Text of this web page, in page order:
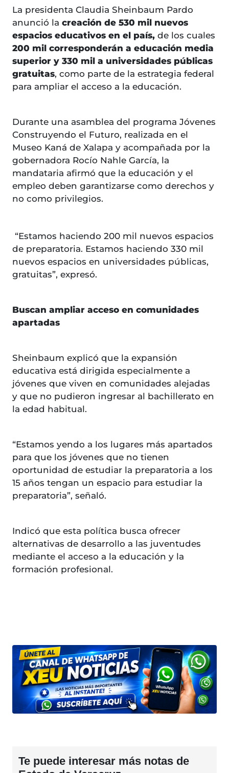
La presidenta Claudia Sheinbaum Pardo
anunció la creación de 530 mil nuevos
espacios educativos en el país, de los cuales
200 mil corresponderán a educación media
superior y 330 mil a universidades públicas
gratuitas, como parte de la estrategia federal
para ampliar el acceso a la educación.
Durante una asamblea del programa Jóvenes
Construyendo el Futuro, realizada en el
Museo Kaná de Xalapa y acompañada por la
gobernadora Rocío Nahle García, la
mandataria afirmó que la educación y el
empleo deben garantizarse como derechos y
no como privilegios.
“Estamos haciendo 200 mil nuevos espacios
de preparatoria. Estamos haciendo 330 mil
nuevos espacios en universidades públicas,
gratuitas”, expresó.
Buscan ampliar acceso en comunidades
apartadas
Sheinbaum explicó que la expansión
educativa está dirigida especialmente a
jóvenes que viven en comunidades alejadas
y que no pudieron ingresar al bachillerato en
la edad habitual.
“Estamos yendo a los lugares más apartados
para que los jóvenes que no tienen
oportunidad de estudiar la preparatoria a los
15 años tengan un espacio para estudiar la
preparatoria”, señaló.
Indicó que esta política busca ofrecer
alternativas de desarrollo a las juventudes
mediante el acceso a la educación y la
formación profesional.
Te puede interesar más notas de